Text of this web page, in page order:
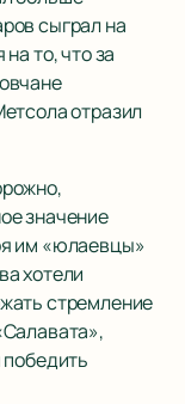
сыграл на
то, что за
отразил
значение
им «юлаевцы»
хотели
стремление